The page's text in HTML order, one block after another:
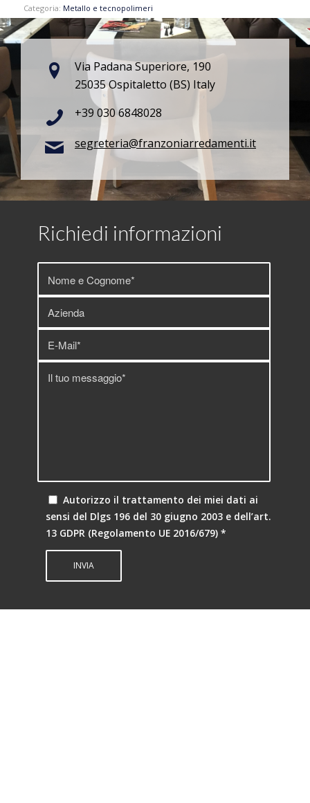
Categoria: Metallo e tecnopolimeri
Via Padana Superiore, 190
25035 Ospitaletto (BS) Italy
+39 030 6848028
segreteria@franzoniarredamenti.it
Richiedi informazioni
Autorizzo il trattamento dei miei dati ai
sensi del Dlgs 196 del 30 giugno 2003 e dell’art.
13 GDPR (Regolamento UE 2016/679) *